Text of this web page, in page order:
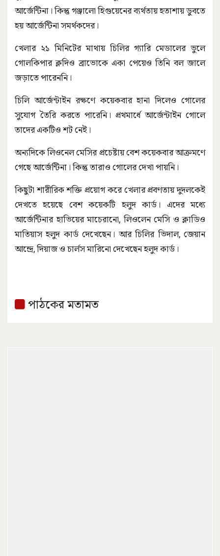
আর্জেন্টিনা। কিন্তু গঞ্জালো হিগুয়েনের ব্যর্থতায় হতাশায় ডুবতে
হয় আর্জেন্টিনা সমর্থকদের।
খেলার ২১ মিনিটের মাথায় চিলির গ্যারি মেডালের ভুলে
গোলকিপার ক্লদিও ব্রাভোকে একা পেয়েও তিনি বল জালে
জড়াতে পারেননি।
চিলি আর্জেন্টাইন রক্ষণে কয়েকবার হানা দিলেও গোলের
সুযোগ তৈরি করতে পারেনি। প্রথমার্ধে আর্জেন্টাইন গোলে
তাদের একটিও শট নেই।
অন্যদিকে লিওনেল মেসির প্রচেষ্টায় বেশ কয়েকবার আক্রমণে
গেছে আর্জেন্টিনা। কিন্তু তারাও গোলের দেখা পায়নি।
কিছুটা শারীরিক শক্তি প্রয়োগ করে খেলার প্রবণতায় দুদলকেই
দেখতে হয়েছে বেশ কয়েকটি হলুদ কার্ড। এদের মধ্যে
আর্জেন্টিনার হাভিয়ের মাচেরানো, লিওলেন মেসি ও ক্লাডিও
মাতিয়াস হলুদ কার্ড দেখেছেন। আর চিলির ভিদাল, জেয়ান
আন্দ্রে, দিয়াজ ও চার্লস মারিনো দেখেছেন হলুদ কার্ড।
পাঠকের মতামত